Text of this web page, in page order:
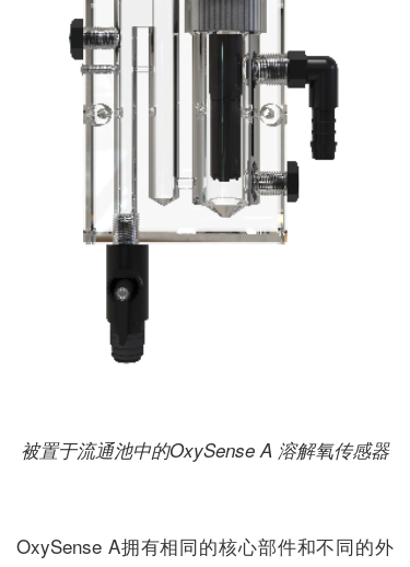
被置于流通池中的OxySense A 溶解氧传感器
OxySense A拥有相同的核心部件和不同的外